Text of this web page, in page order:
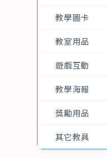
教學圖卡
教室用品
遊戲互動
教學海報
獎勵用品
其它教具
加入購物車